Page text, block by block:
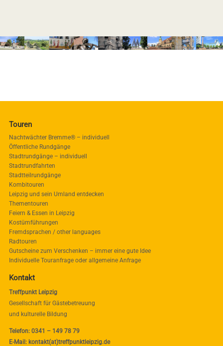
Touren
Nachtwächter Bremme® – individuell
Öffentliche Rundgänge
Stadtrundgänge – individuell
Stadtrundfahrten
Stadtteilrundgänge
Kombitouren
Leipzig und sein Umland entdecken
Thementouren
Feiern & Essen in Leipzig
Kostümführungen
Fremdsprachen / other languages
Radtouren
Gutscheine zum Verschenken – immer eine gute Idee
Individuelle Touranfrage oder allgemeine Anfrage
Kontakt
Treffpunkt Leipzig
Gesellschaft für Gästebetreuung
und kulturelle Bildung
Telefon: 0341 – 149 78 79
E-Mail: kontakt(at)treffpunktleipzig.de